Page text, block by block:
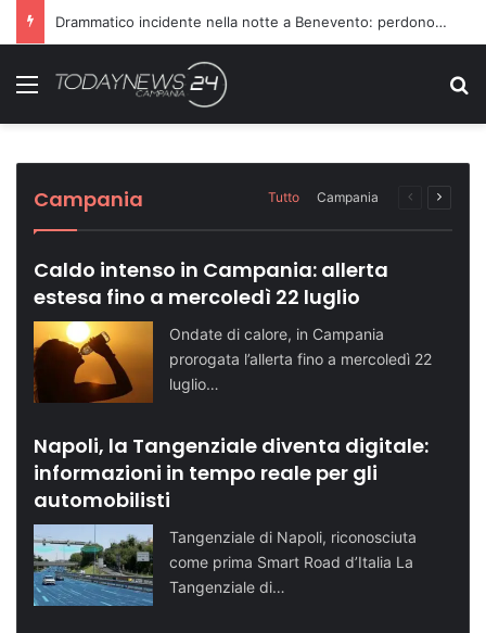
Richiesta di farmaci non accolta, scatta l’aggressione ai danni dei medici
Menu
Cronaca NA
Cronaca NA
Attualità NA
Attualità BN
Attualità SA
Campania Tutto Campania
Pagina
Caldo intenso in Campania: allerta
estesa fino a mercoledì 22 luglio
Ondate di calore, in Campania
prorogata l’allerta fino a mercoledì 22
luglio…
Napoli, la Tangenziale diventa digitale:
informazioni in tempo reale per gli
automobilisti
Tangenziale di Napoli, riconosciuta
come prima Smart Road d’Italia La
Tangenziale di…